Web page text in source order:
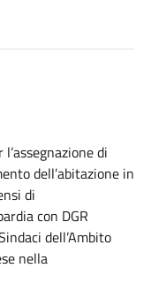
di
dell’abitazione in
di
con DGR
dell’Ambito
nella